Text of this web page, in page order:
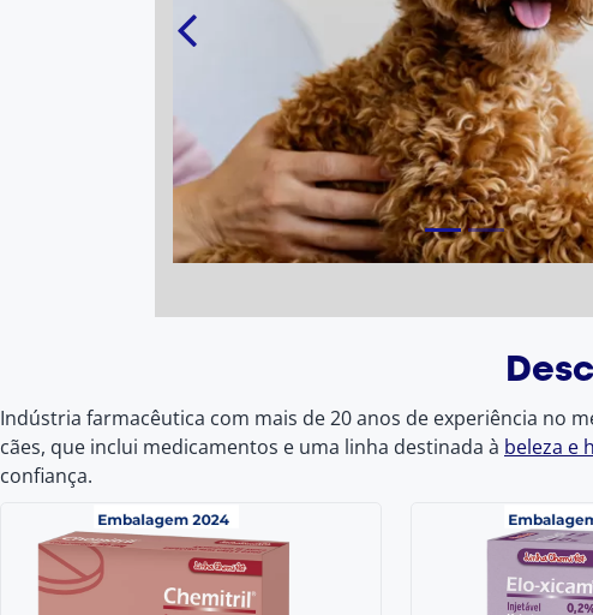
Indústria farmacêutica com mais de 20 anos de experiência no
cães, que inclui medicamentos e uma linha destinada à beleza e
confiança.